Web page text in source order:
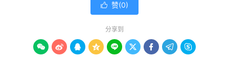
 赞(0)
分享到
        